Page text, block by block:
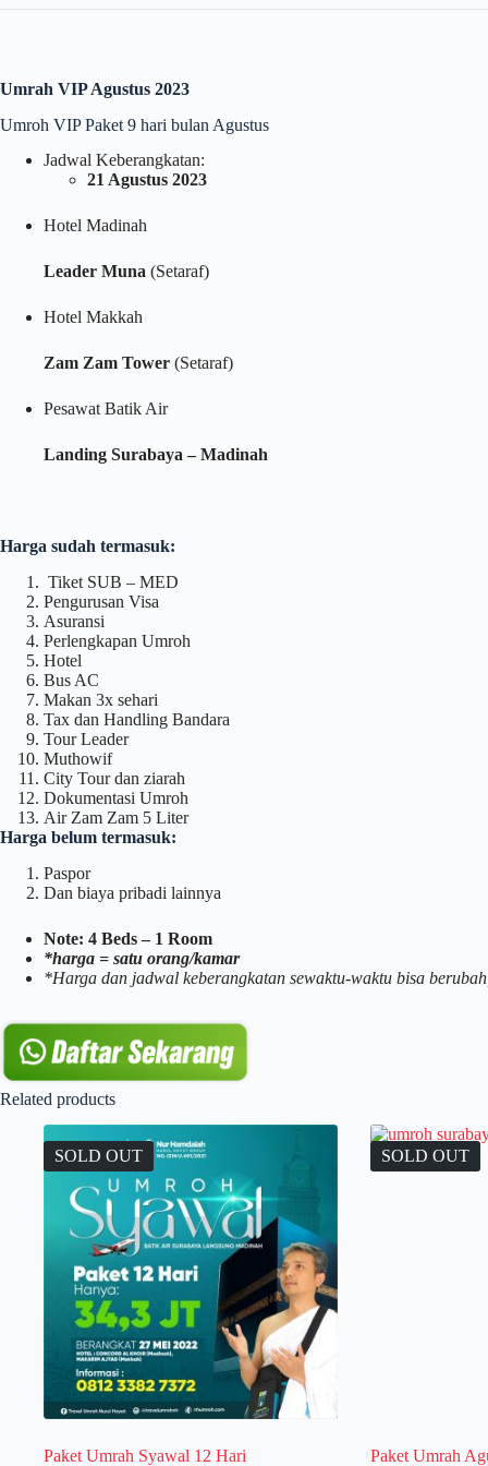
Umrah VIP Agustus 2023
Umroh VIP Paket 9 hari bulan Agustus
Jadwal Keberangkatan:
21 Agustus 2023
Hotel Madinah
Leader Muna (Setaraf)
Hotel Makkah
Zam Zam Tower (Setaraf)
Pesawat Batik Air
Landing Surabaya – Madinah
Harga sudah termasuk:
Tiket SUB – MED
Pengurusan Visa
Asuransi
Perlengkapan Umroh
Hotel
Bus AC
Makan 3x sehari
Tax dan Handling Bandara
Tour Leader
Muthowif
City Tour dan ziarah
Dokumentasi Umroh
Air Zam Zam 5 Liter
Harga belum termasuk:
Paspor
Dan biaya pribadi lainnya
Note: 4 Beds – 1 Room
*harga = satu orang/kamar
*Harga dan jadwal keberangkatan sewaktu-waktu bisa
Related products
SOLD OUT
Paket Umrah Syawal 12 Hari
SOLD OUT
Paket Umrah